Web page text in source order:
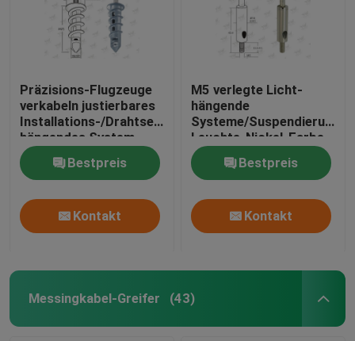
Präzisions-Flugzeuge
verkabeln justierbares
Installations-/Drahtseil-
hängendes System
Bestpreis
Kontakt
M5 verlegte Licht-
hängende
Systeme/Suspendierungs-
Leuchte-Nickel-Farbe
Bestpreis
Kontakt
Messingkabel-Greifer (43)